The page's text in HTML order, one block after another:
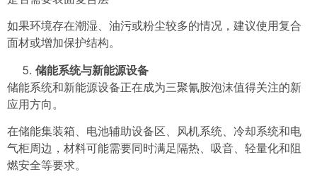
如果环境存在潮湿、油污或粉尘较多的情况，建议使用复合
面材或增加保护结构。
储能系统与新能源设备
储能系统和新能源设备正在成为三聚氰胺泡沫值得关注的新
应用方向。
在储能集装箱、电池辅助设备区、风机系统、冷却系统和电
气柜周边，材料可能需要同时满足隔热、吸音、轻量化和阻
燃安全等要求。